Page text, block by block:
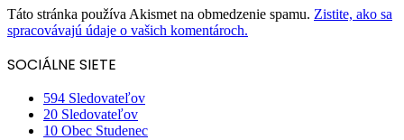
Táto stránka používa Akismet na obmedzenie spamu. Zistite, ako sa
spracovávajú údaje o vašich komentároch.
SOCIÁLNE SIETE
594 Sledovateľov
20 Sledovateľov
10 Obec Studenec